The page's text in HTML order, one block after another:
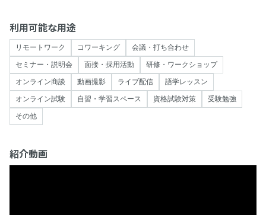
利用可能な用途
リモートワーク コワーキング 会議・打ち合わせ
セミナー・説明会 面接・採用活動 研修・ワークショップ
オンライン商談 動画撮影 ライブ配信 語学レッスン
オンライン試験 自習・学習スペース 資格試験対策 受験勉強
その他
紹介動画